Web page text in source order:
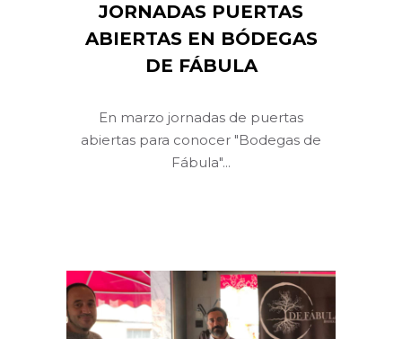
JORNADAS PUERTAS
ABIERTAS EN BÓDEGAS
DE FÁBULA
En marzo jornadas de puertas
abiertas para conocer "Bodegas de
Fábula"...